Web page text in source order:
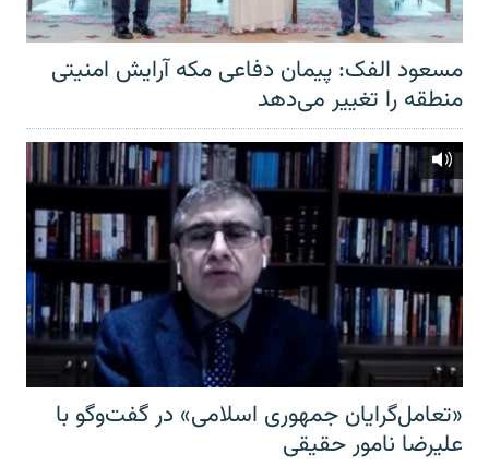
مسعود الفک: پیمان دفاعی مکه آرایش امنیتی
منطقه را تغییر می‌دهد
«تعامل‌گرایان جمهوری اسلامی» در گفت‌وگو با
علیرضا نامور حقیقی